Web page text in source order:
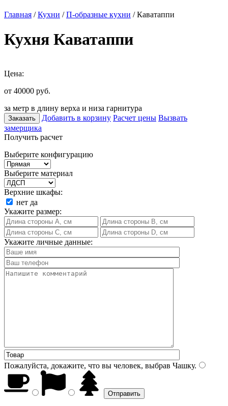
Главная /Кухни /П-образные кухни / Каватаппи
Кухня Каватаппи
Цена:
от 40000 руб.
за метр в длину верха и низа гарнитура
Заказать Добавить в корзину Расчет цены Вызвать
замерщика
Получить расчет
Выберите конфигурацию
Выберите материал
Верхние шкафы:
нет да
Укажите размер:
Укажите личные данные:
Пожалуйста, докажите, что вы человек, выбрав Чашку.